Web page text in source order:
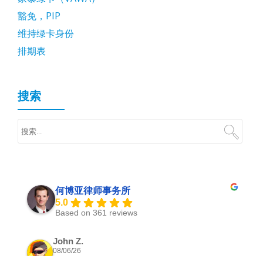
豁免，PIP
维持绿卡身份
排期表
搜索
何博亚律师事务所
5.0
Based on 361 reviews
John Z.
08/06/26